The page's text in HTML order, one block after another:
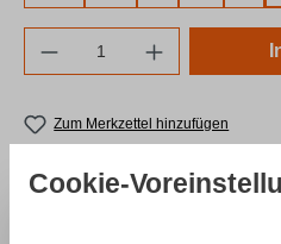
Produkt Anzahl: Gib
Zum Merkzettel hinzufügen
Cookie-